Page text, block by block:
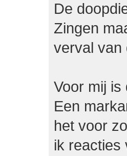
De
Zingen
verval van
Voor mij is
Een
het voor
ik reacties